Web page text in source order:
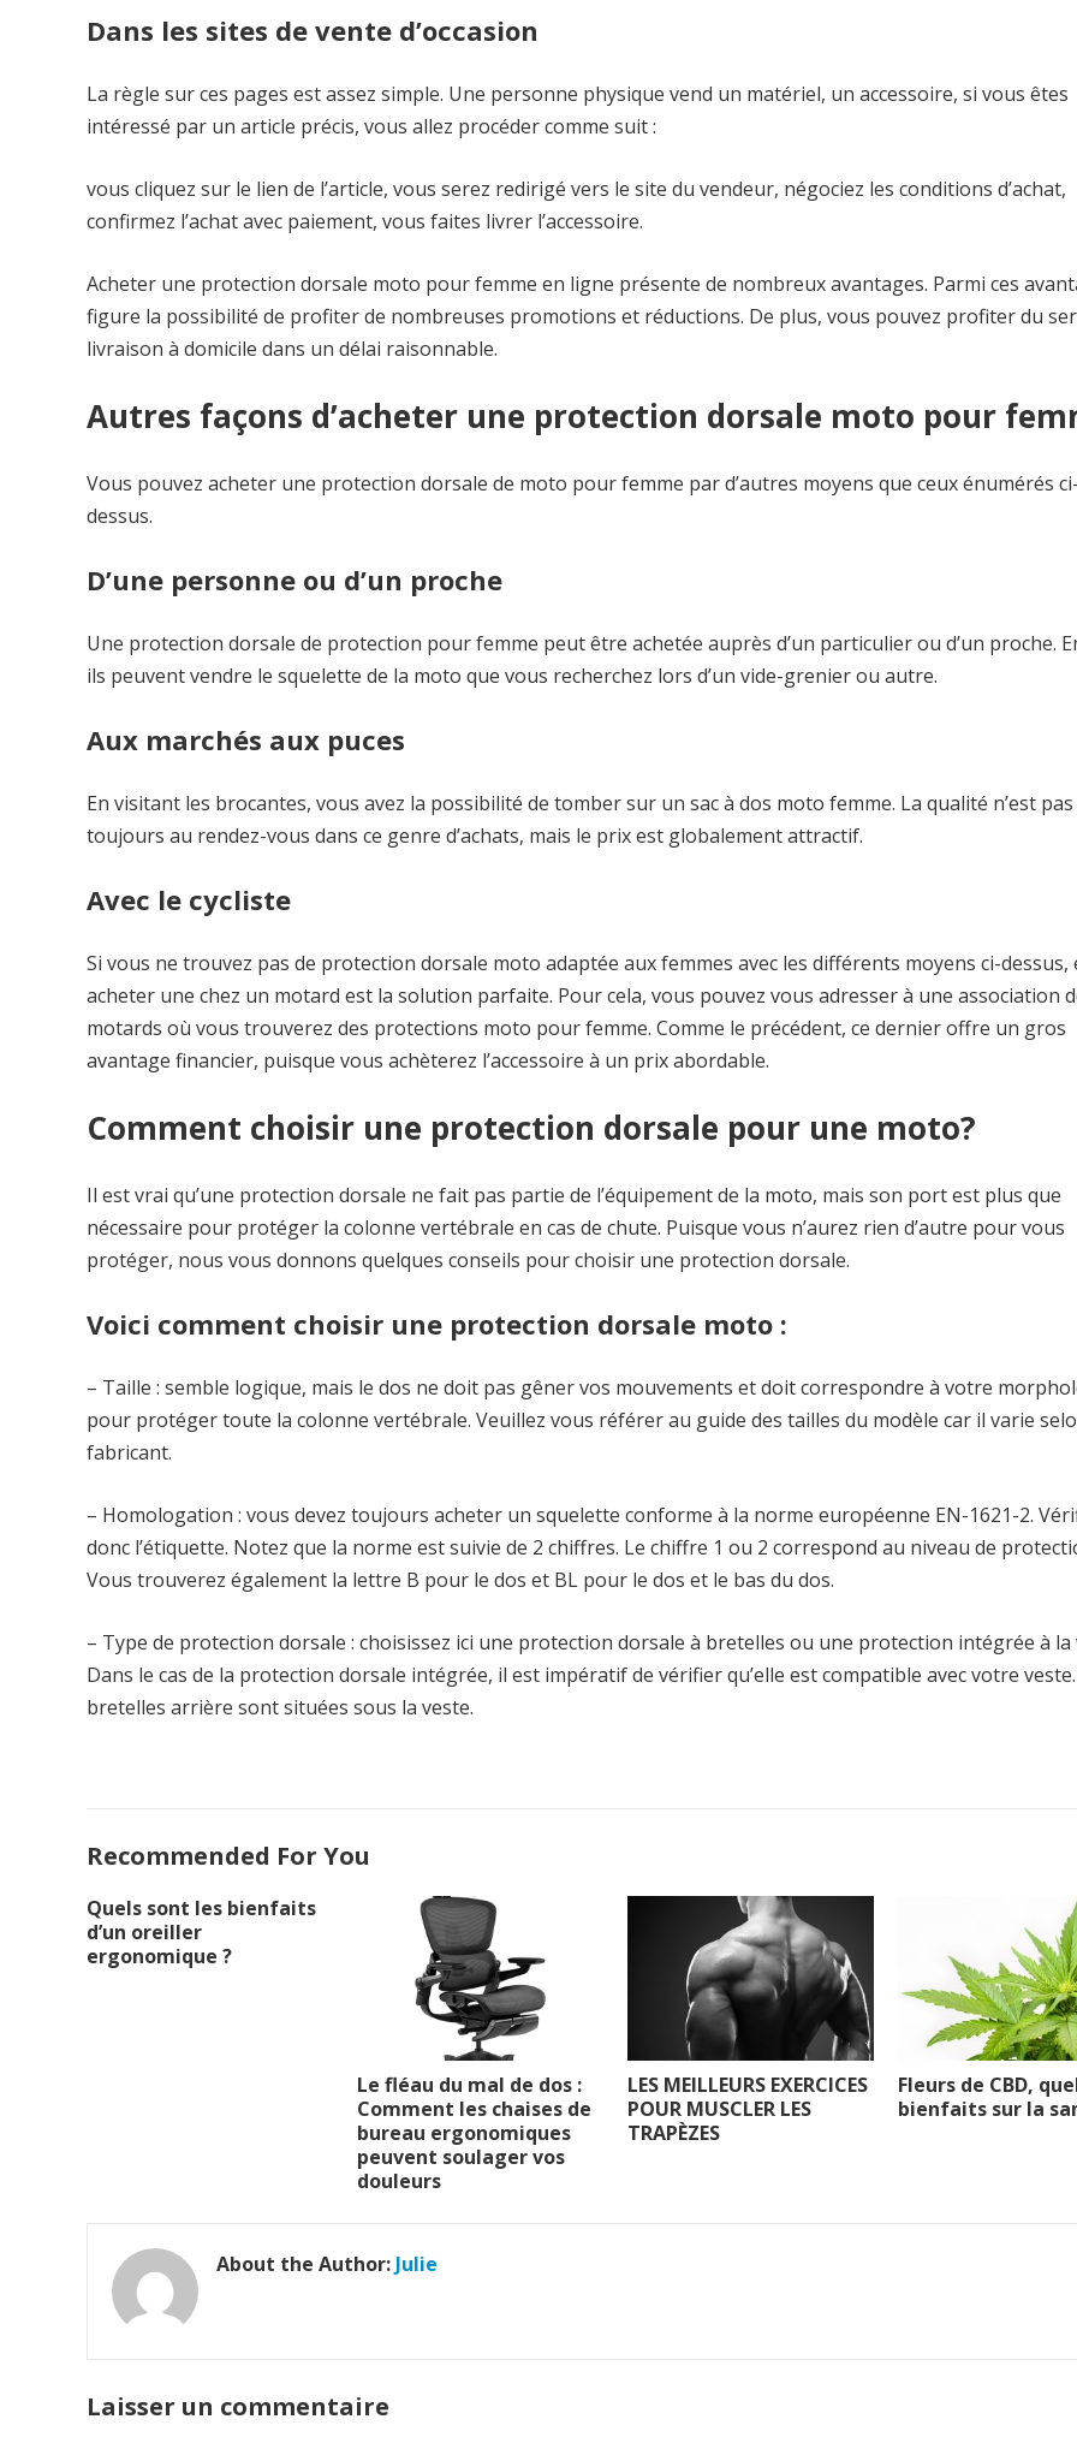
Dans les sites de vente d’occasion
La règle sur ces pages est assez simple. Une personne physique vend un matériel, un accessoire, si vous êtes
intéressé par un article précis, vous allez procéder comme suit :
vous cliquez sur le lien de l’article, vous serez redirigé vers le site du vendeur, négociez les conditions d’achat,
confirmez l’achat avec paiement, vous faites livrer l’accessoire.
Acheter une protection dorsale moto pour femme en ligne présente de nombreux avantages. Parmi ces
figure la possibilité de profiter de nombreuses promotions et réductions. De plus, vous pouvez profiter du
livraison à domicile dans un délai raisonnable.
Autres façons d’acheter une protection dorsale moto pour
Vous pouvez acheter une protection dorsale de moto pour femme par d’autres moyens que ceux énumérés ci-
dessus.
D’une personne ou d’un proche
Une protection dorsale de protection pour femme peut être achetée auprès d’un particulier ou d’un proche.
ils peuvent vendre le squelette de la moto que vous recherchez lors d’un vide-grenier ou autre.
Aux marchés aux puces
En visitant les brocantes, vous avez la possibilité de tomber sur un sac à dos moto femme. La qualité n’est pas
toujours au rendez-vous dans ce genre d’achats, mais le prix est globalement attractif.
Avec le cycliste
Si vous ne trouvez pas de protection dorsale moto adaptée aux femmes avec les différents moyens ci-dessus,
acheter une chez un motard est la solution parfaite. Pour cela, vous pouvez vous adresser à une association
motards où vous trouverez des protections moto pour femme. Comme le précédent, ce dernier offre un gros
avantage financier, puisque vous achèterez l’accessoire à un prix abordable.
Comment choisir une protection dorsale pour une moto?
Il est vrai qu’une protection dorsale ne fait pas partie de l’équipement de la moto, mais son port est plus que
nécessaire pour protéger la colonne vertébrale en cas de chute. Puisque vous n’aurez rien d’autre pour vous
protéger, nous vous donnons quelques conseils pour choisir une protection dorsale.
Voici comment choisir une protection dorsale moto :
– Taille : semble logique, mais le dos ne doit pas gêner vos mouvements et doit correspondre à votre
pour protéger toute la colonne vertébrale. Veuillez vous référer au guide des tailles du modèle car il varie
fabricant.
– Homologation : vous devez toujours acheter un squelette conforme à la norme européenne EN-1621-2.
donc l’étiquette. Notez que la norme est suivie de 2 chiffres. Le chiffre 1 ou 2 correspond au niveau de
Vous trouverez également la lettre B pour le dos et BL pour le dos et le bas du dos.
– Type de protection dorsale : choisissez ici une protection dorsale à bretelles ou une protection intégrée à la
Dans le cas de la protection dorsale intégrée, il est impératif de vérifier qu’elle est compatible avec votre
bretelles arrière sont situées sous la veste.
Recommended For You
Quels sont les bienfaits
d’un oreiller
ergonomique ?
Le fléau du mal de dos :
Comment les chaises de
bureau ergonomiques
peuvent soulager vos
douleurs
LES MEILLEURS EXERCICES
POUR MUSCLER LES
TRAPÈZES
Fleurs de CBD,
bienfaits sur la
About the Author: Julie
Laisser un commentaire